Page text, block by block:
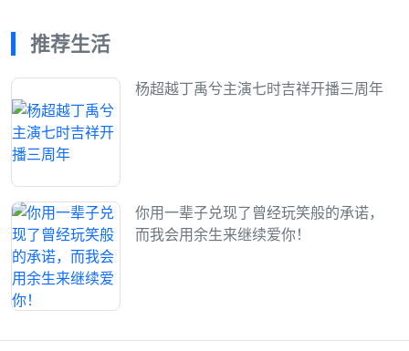
推荐生活
杨超越丁禹兮主演七时吉祥开播三周年
你用一辈子兑现了曾经玩笑般的承诺，
而我会用余生来继续爱你！